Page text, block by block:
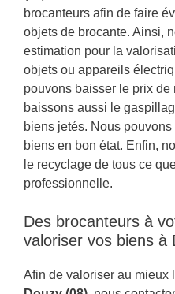
brocanteurs afin de faire
objets de brocante. Ainsi,
estimation pour la
objets ou appareils
pouvons baisser le prix
baissons aussi le
biens jetés. Nous
biens en bon état. Enfin,
le recyclage de tous ce
professionnelle.
Des brocanteurs à
valoriser vos biens à
Afin de valoriser au mieux